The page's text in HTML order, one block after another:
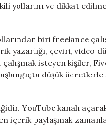
yollarını ve dikkat
biri freelance
yazarlığı, çeviri, video
isteyen kişiler,
düşük
YouTube kanalı
içerik paylaşmak